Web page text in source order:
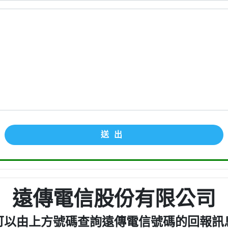
送出
遠傳電信股份有限公司
以由上方號碼查詢遠傳電信號碼的回報訊